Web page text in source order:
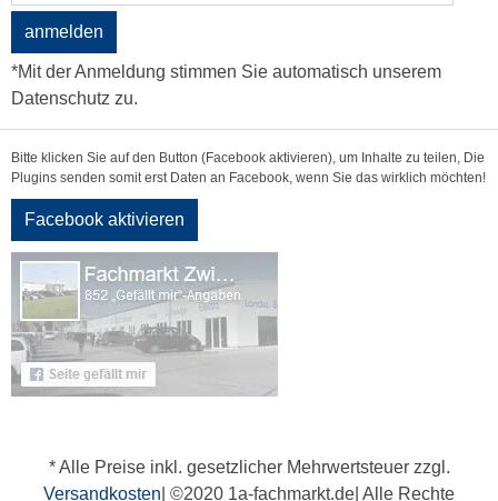
anmelden
*Mit der Anmeldung stimmen Sie automatisch unserem
Datenschutz zu.
Bitte klicken Sie auf den Button (Facebook aktivieren), um Inhalte zu teilen, Die
Plugins senden somit erst Daten an Facebook, wenn Sie das wirklich möchten!
Facebook aktivieren
* Alle Preise inkl. gesetzlicher Mehrwertsteuer zzgl.
Versandkosten | ©2020 1a-fachmarkt.de| Alle Rechte